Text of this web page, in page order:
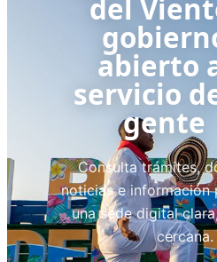
del
abierto
servicio
gente
Consulta trámites,
noticias e información
una sede digital
cercana.